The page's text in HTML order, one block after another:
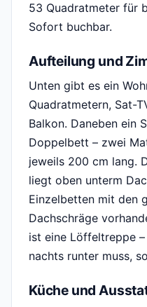
53 Quadratmeter für
Sofort buchbar.
Aufteilung und
Unten gibt es ein
Quadratmetern, Sat-
Balkon. Daneben ein
Doppelbett – zwei
jeweils 200 cm lang.
liegt oben unterm
Einzelbetten mit den
Dachschräge
ist eine Löffeltreppe
nachts runter muss,
Küche und